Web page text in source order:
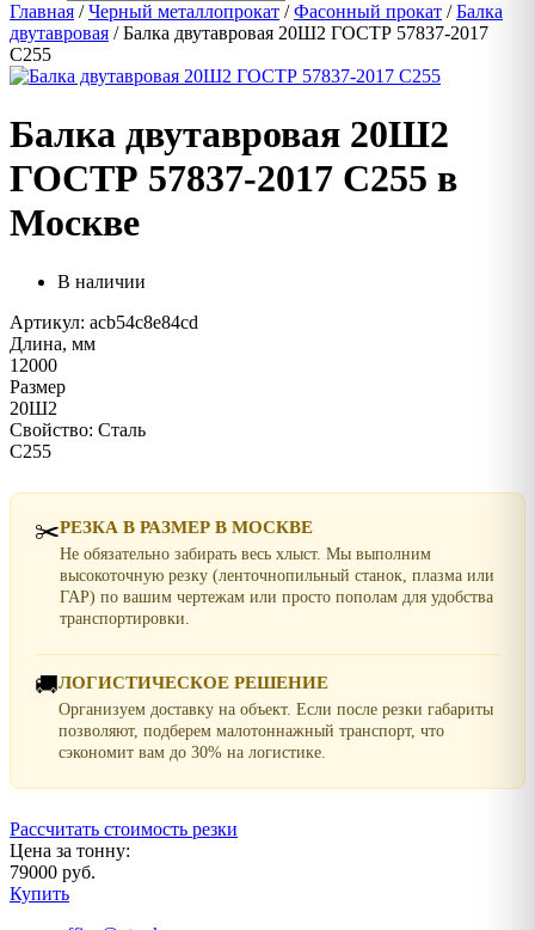
Главная /Черный металлопрокат /Фасонный прокат /Балка
двутавровая / Балка двутавровая 20Ш2 ГОСТР 57837-2017
С255
Балка двутавровая 20Ш2
ГОСТР 57837-2017 С255 в
Москве
В наличии
Артикул: acb54c8e84cd
Длина, мм
12000
Размер
20Ш2
Свойство: Сталь
С255
✂️РЕЗКА В РАЗМЕР В МОСКВЕ
Не обязательно забирать весь хлыст. Мы выполним
высокоточную резку (ленточнопильный станок, плазма или
ГАР) по вашим чертежам или просто пополам для удобства
транспортировки.
🚚ЛОГИСТИЧЕСКОЕ РЕШЕНИЕ
Организуем доставку на объект. Если после резки габариты
позволяют, подберем малотоннажный транспорт, что
сэкономит вам до 30% на логистике.
Рассчитать стоимость резки
Цена за тонну:
79000 руб.
Купить